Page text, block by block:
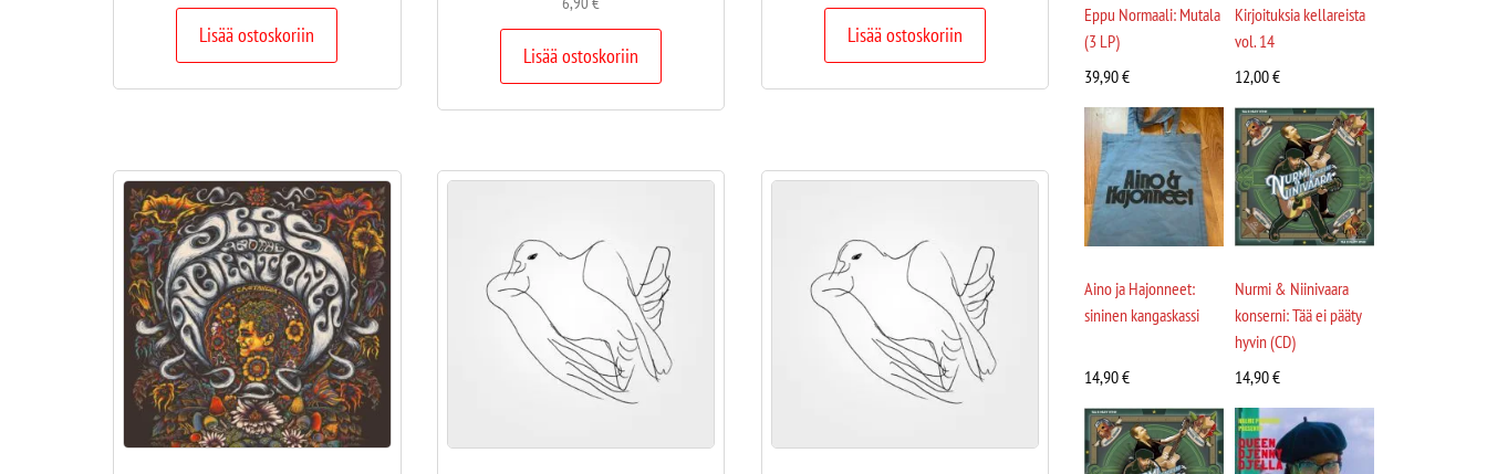
Lisää ostoskoriin
Lisää ostoskoriin
Lisää ostoskoriin
Eppu Normaali: Mutala
(3 LP)
39,90€
Kirjoituksia kellareista
vol. 14
12,00€
Aino ja Hajonneet:
sininen kangaskassi
14,90€
Nurmi & Niinivaara
konserni: Tää ei pääty
hyvin (CD)
14,90€